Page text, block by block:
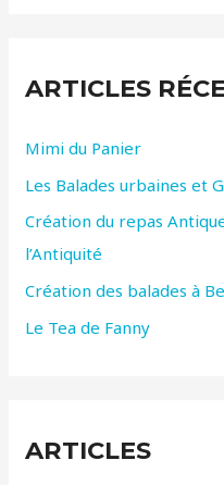
r
h
e
r
:
ARTICLES
Mimi du Panier
Les Balades urbaines et
Création du repas
l’Antiquité
Création des balades à
Le Tea de Fanny
ARTICLES